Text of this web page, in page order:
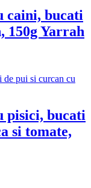
caini, bucati
150g Yarrah
pisici, bucati
si tomate,